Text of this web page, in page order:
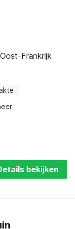
Frankrijk
bekijken